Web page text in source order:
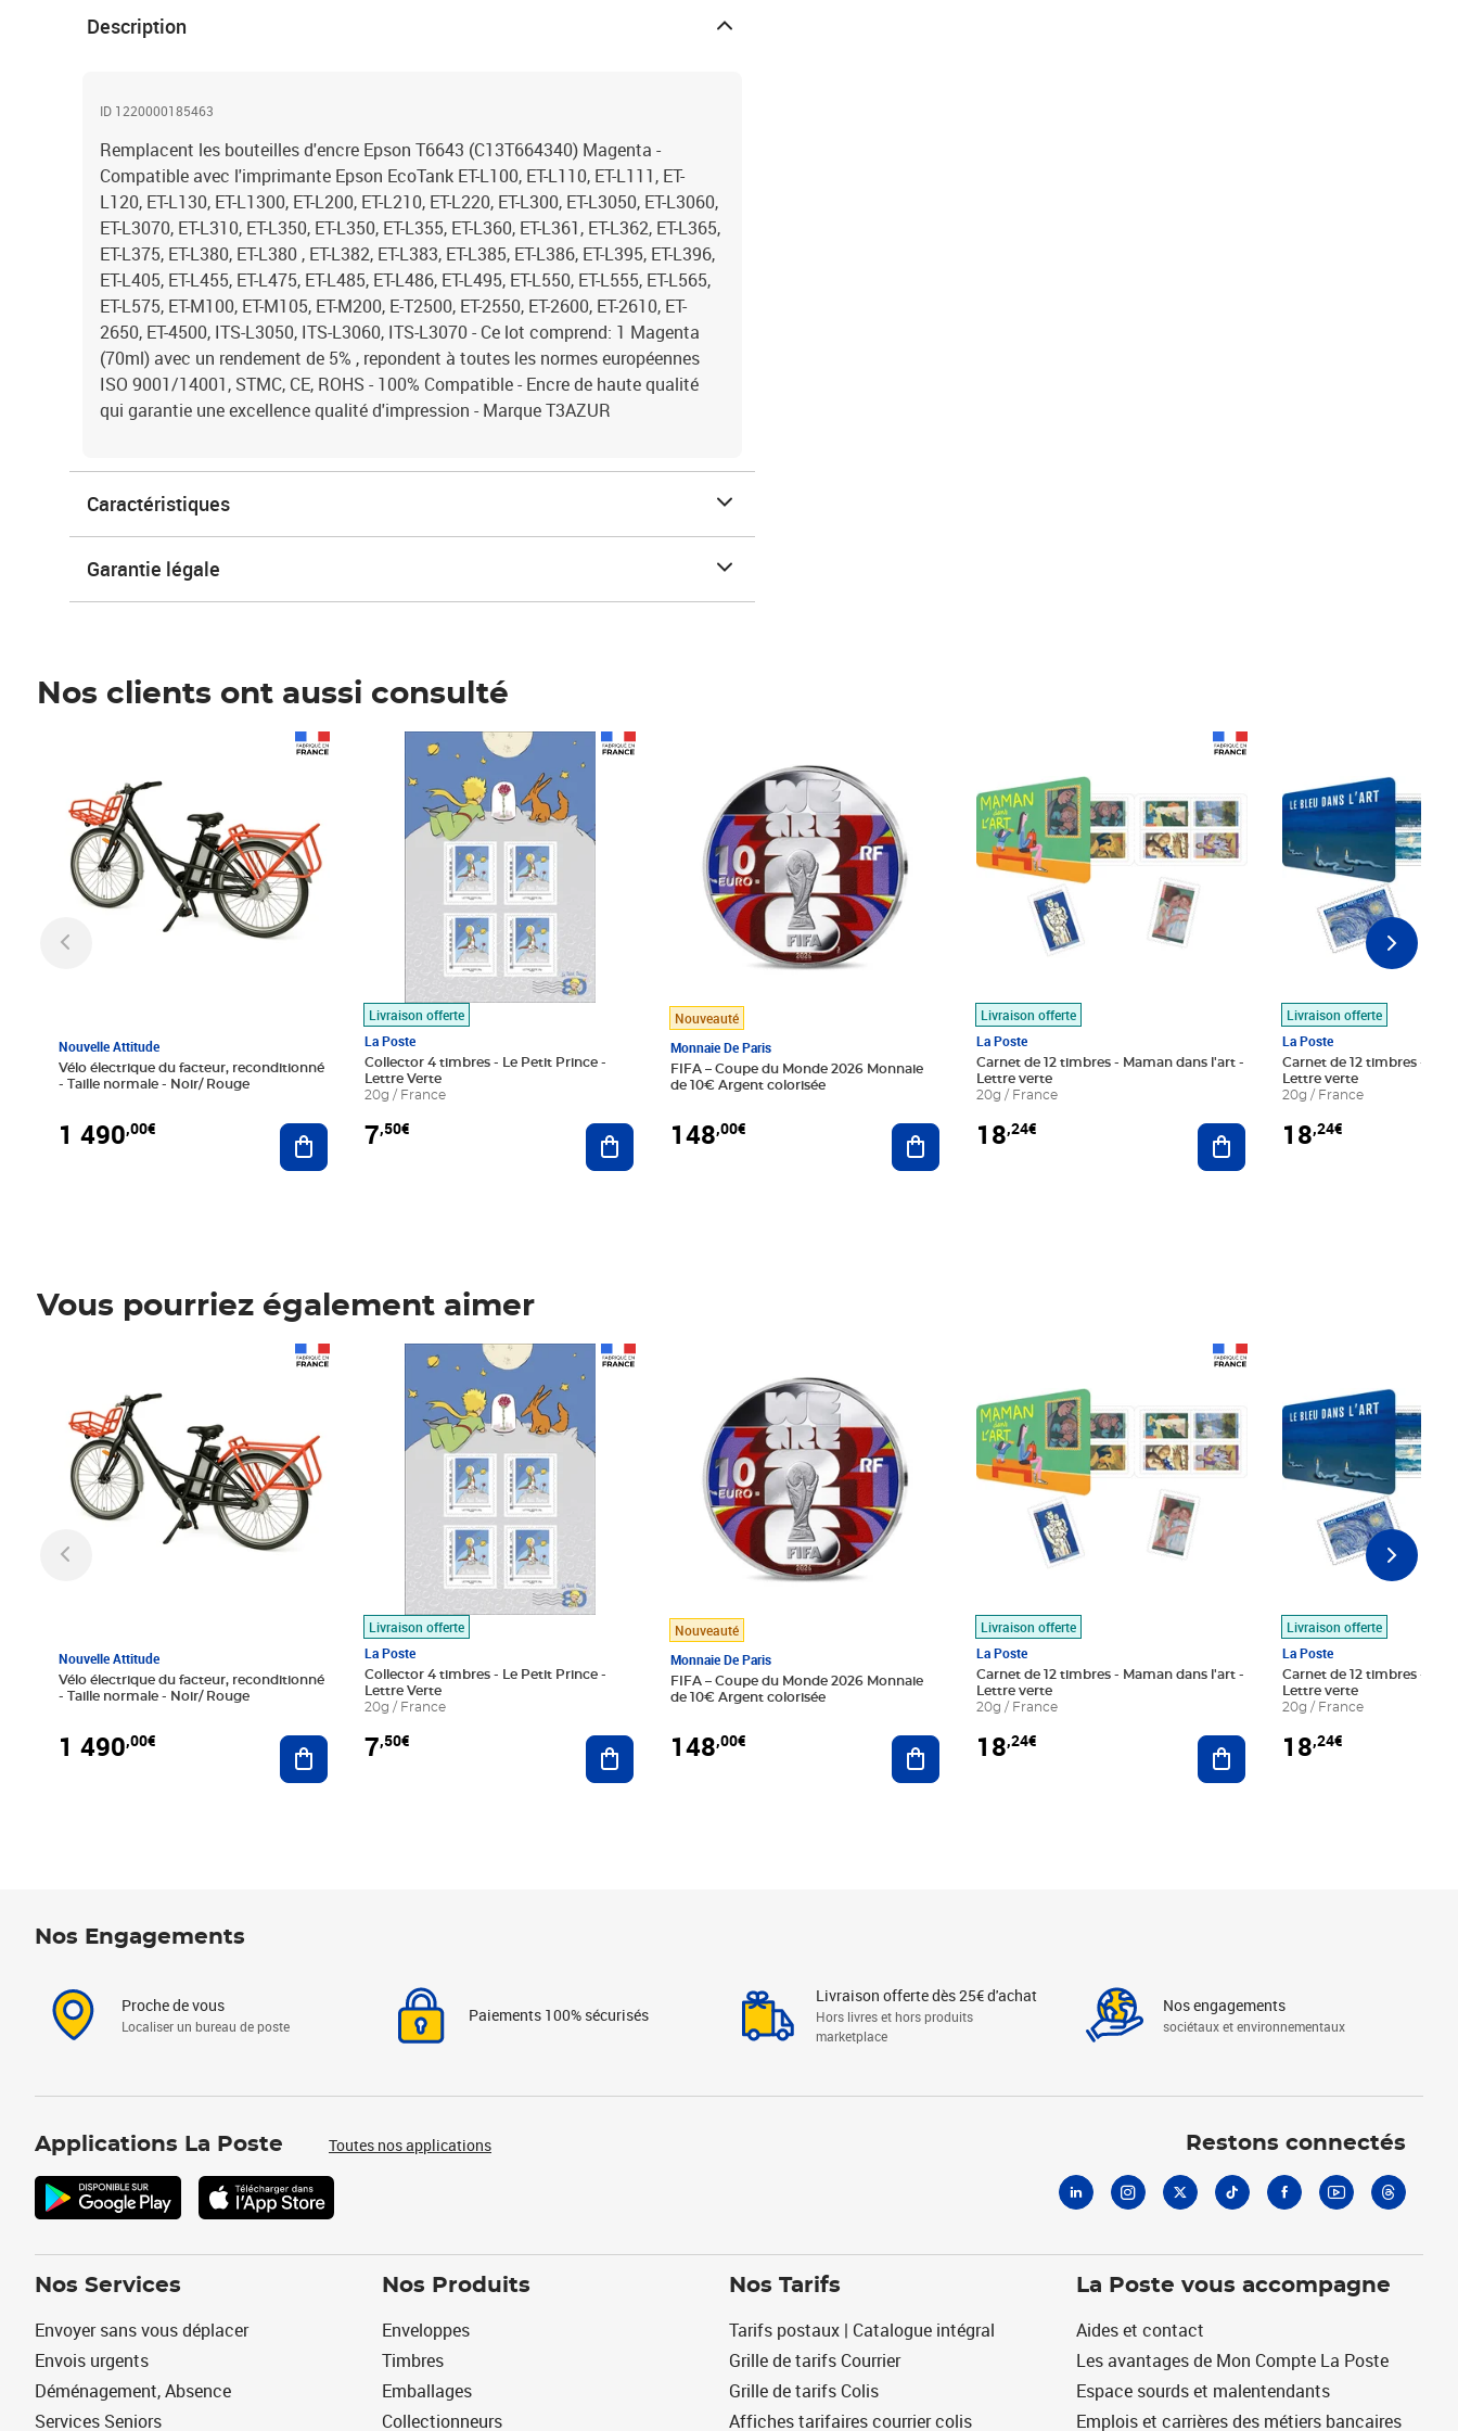
Description
ID 1220000185463
Remplacent les bouteilles d'encre Epson T6643 (C13T664340) Magenta -
Compatible avec l'imprimante Epson EcoTank ET-L100, ET-L110, ET-L111, ET-
L120, ET-L130, ET-L1300, ET-L200, ET-L210, ET-L220, ET-L300, ET-L3050, ET-L3060,
ET-L3070, ET-L310, ET-L350, ET-L350, ET-L355, ET-L360, ET-L361, ET-L362, ET-L365,
ET-L375, ET-L380, ET-L380 , ET-L382, ET-L383, ET-L385, ET-L386, ET-L395, ET-L396,
ET-L405, ET-L455, ET-L475, ET-L485, ET-L486, ET-L495, ET-L550, ET-L555, ET-L565,
ET-L575, ET-M100, ET-M105, ET-M200, E-T2500, ET-2550, ET-2600, ET-2610, ET-
2650, ET-4500, ITS-L3050, ITS-L3060, ITS-L3070 - Ce lot comprend: 1 Magenta
(70ml) avec un rendement de 5% , repondent à toutes les normes européennes
ISO 9001/14001, STMC, CE, ROHS - 100% Compatible - Encre de haute qualité
qui garantie une excellence qualité d'impression - Marque T3AZUR
Caractéristiques
Garantie légale
Nos clients ont aussi consulté
Nouvelle Attitude
Vélo électrique du facteur, reconditionné
- Taille normale - Noir/ Rouge
1 490,00€ Ajouter au panier
Livraison offerte
La Poste
Collector 4 timbres - Le Petit Prince -
Lettre Verte
20g / France
7,50€
Prix 7,50€
Ajouter au panier
Nouveauté
Monnaie De Paris
FIFA – Coupe du Monde 2026 Monnaie
de 10€ Argent colorisée
148,00€ Ajouter au panier
Livraison offerte
La Poste
Carnet de 12 timbres - Maman dans l'art -
Lettre verte
20g / France
18,24€ Ajouter au panier
Livraison offerte
La Poste
Carnet de 12 timbres - Le
Lettre verte
20g / France
18,24€
Vous pourriez également aimer
Nouvelle Attitude
Vélo électrique du facteur, reconditionné
- Taille normale - Noir/ Rouge
1 490,00€ Ajouter au panier
Livraison offerte
La Poste
Collector 4 timbres - Le Petit Prince -
Lettre Verte
20g / France
7,50€
Prix 7,50€
Ajouter au panier
Nouveauté
Monnaie De Paris
FIFA – Coupe du Monde 2026 Monnaie
de 10€ Argent colorisée
148,00€ Ajouter au panier
Livraison offerte
La Poste
Carnet de 12 timbres - Maman dans l'art -
Lettre verte
20g / France
18,24€ Ajouter au panier
Livraison offerte
La Poste
Carnet de 12 timbres - Le
Lettre verte
20g / France
18,24€
Nos Engagements
Proche de vous
Localiser un bureau de poste
Paiements 100% sécurisés
Livraison offerte dès 25€ d'achat
Hors livres et hors produits
marketplace
Nos engagements
sociétaux et environnementaux
Applications La Poste Toutes nos applications Restons connectés
Nos Services
Envoyer sans vous déplacer
Envois urgents
Déménagement, Absence
Services Seniors
Nos Produits
Enveloppes
Timbres
Emballages
Collectionneurs
Nos Tarifs
Tarifs postaux | Catalogue intégral
Grille de tarifs Courrier
Grille de tarifs Colis
Affiches tarifaires courrier colis
La Poste vous accompagne
Aides et contact
Les avantages de Mon Compte La Poste
Espace sourds et malentendants
Emplois et carrières des métiers bancaires